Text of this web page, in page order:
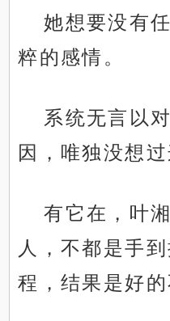
她想要没有
粹的感情。
系统无言以
因，唯独没想过
有它在，叶
人，不都是手
程，结果是好的